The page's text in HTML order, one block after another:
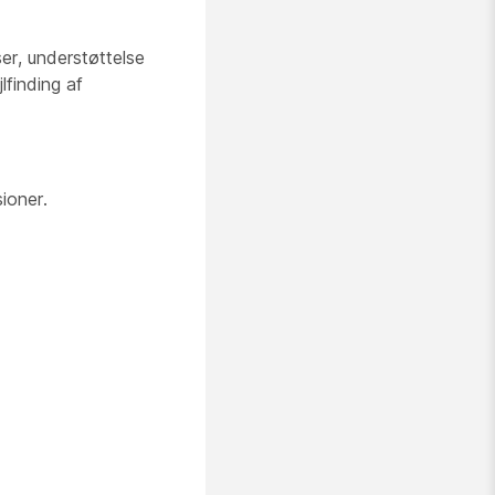
understøttelse
af